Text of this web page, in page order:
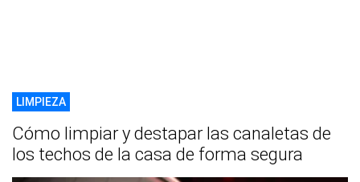
LIMPIEZA
Cómo limpiar y destapar las canaletas de
los techos de la casa de forma segura